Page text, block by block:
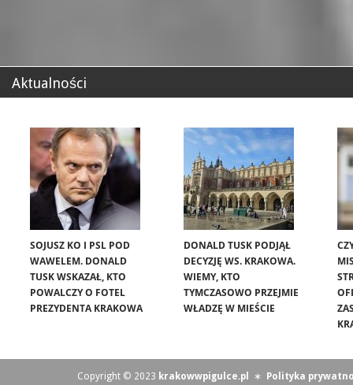
Aktualności
SOJUSZ KO I PSL POD
WAWELEM. DONALD
TUSK WSKAZAŁ, KTO
POWALCZY O FOTEL
PREZYDENTA KRAKOWA
DONALD TUSK PODJĄŁ
DECYZJĘ WS. KRAKOWA.
WIEMY, KTO
TYMCZASOWO PRZEJMIE
WŁADZĘ W MIEŚCIE
Copyright © 2023 krakowwpigulce.pl ∗ Polityka